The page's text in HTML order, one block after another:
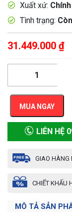
Xuất xứ:
Tình trạng:
31.449.000 ₫
MUA NGAY
LIÊN HỆ
GIAO HÀNG
CHIẾT KHẤU
MÔ TẢ SẢN